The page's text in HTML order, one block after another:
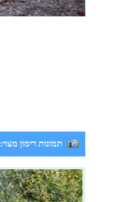
תמונות רימון מצוי: